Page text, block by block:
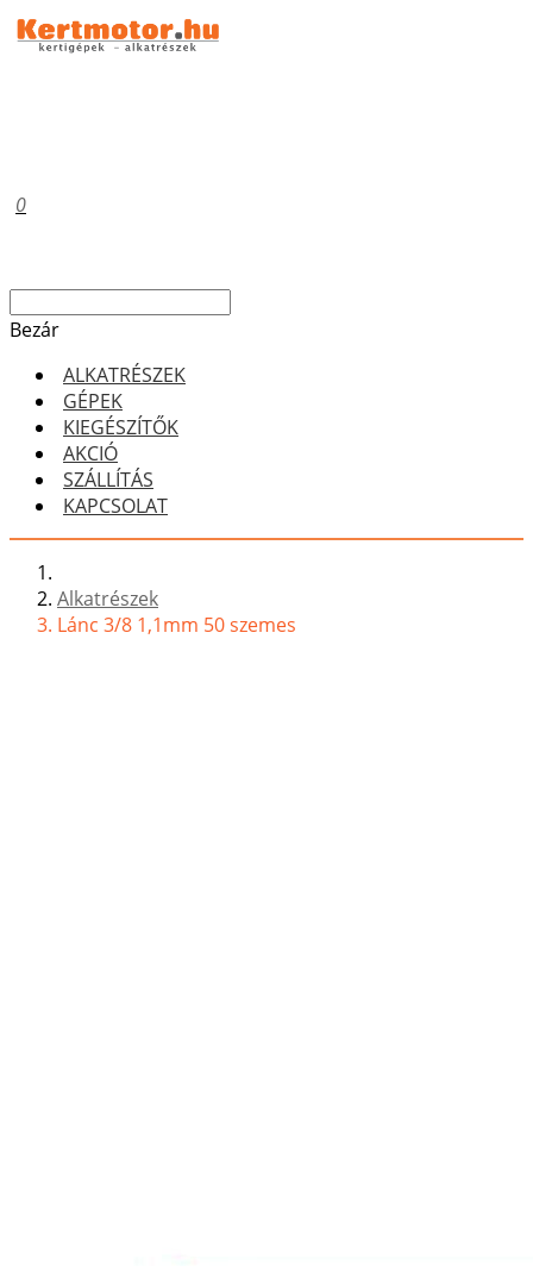
0
Bezár
ALKATRÉSZEK
GÉPEK
KIEGÉSZÍTŐK
AKCIÓ
SZÁLLÍTÁS
KAPCSOLAT
Alkatrészek
Lánc 3/8 1,1mm 50 szemes